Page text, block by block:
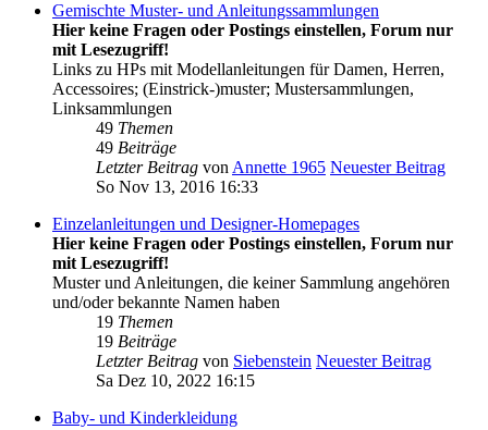
Gemischte Muster- und Anleitungssammlungen
Hier keine Fragen oder Postings einstellen, Forum nur
mit Lesezugriff!
Links zu HPs mit Modellanleitungen für Damen, Herren,
Accessoires; (Einstrick-)muster; Mustersammlungen,
Linksammlungen
49 Themen
49 Beiträge
Letzter Beitrag vonAnnette 1965 Neuester Beitrag
So Nov 13, 2016 16:33
Einzelanleitungen und Designer-Homepages
Hier keine Fragen oder Postings einstellen, Forum nur
mit Lesezugriff!
Muster und Anleitungen, die keiner Sammlung angehören
und/oder bekannte Namen haben
19 Themen
19 Beiträge
Letzter Beitrag von Siebenstein Neuester Beitrag
Sa Dez 10, 2022 16:15
Baby- und Kinderkleidung